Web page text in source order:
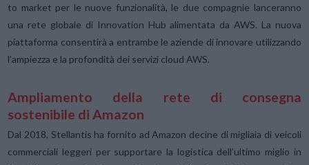
to market per le nuove funzionalità, le due compagnie lanceranno
una rete globale di Innovation Hub alimentata da AWS. La nuova
piattaforma consentirà a entrambe le aziende di innovare utilizzando
l’ampiezza e la profondità dei servizi cloud AWS.
Ampliamento della rete di consegna
sostenibile di Amazon
Dal 2018, Stellantis ha fornito ad Amazon decine di migliaia di veicoli
commerciali leggeri per supportare la logistica dell’ultimo miglio in